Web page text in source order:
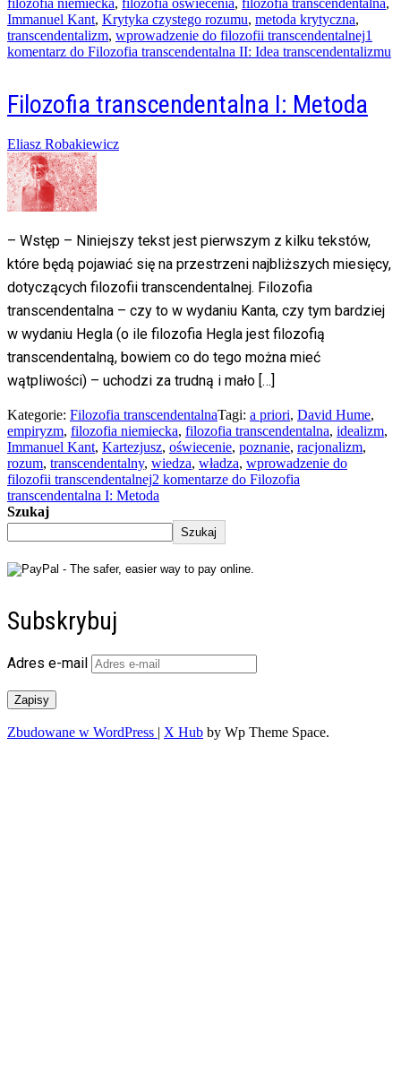
Immanuel Kant, Krytyka czystego rozumu, metoda krytyczna,
transcendentalizm, wprowadzenie do filozofii transcendentalnej1
komentarz do Filozofia transcendentalna II: Idea transcendentalizmu
Filozofia transcendentalna I: Metoda
Posted
on
20/09/201418/03/2016
Eliasz Robakiewicz
– Wstęp – Niniejszy tekst jest pierwszym z kilku tekstów,
które będą pojawiać się na przestrzeni najbliższych miesięcy,
dotyczących filozofii transcendentalnej. Filozofia
transcendentalna – czy to w wydaniu Kanta, czy tym bardziej
w wydaniu Hegla (o ile filozofia Hegla jest filozofią
transcendentalną, bowiem co do tego można mieć
wątpliwości) – uchodzi za trudną i mało […]
Kategorie: Filozofia transcendentalnaTagi: a priori, David Hume,
empiryzm, filozofia niemiecka, filozofia transcendentalna, idealizm,
Immanuel Kant, Kartezjusz, oświecenie, poznanie, racjonalizm,
rozum, transcendentalny, wiedza, władza, wprowadzenie do
filozofii transcendentalnej2 komentarze do Filozofia
transcendentalna I: Metoda
Szukaj
Szukaj
Subskrybuj
Adres e-mail
Zapisy
Zbudowane w WordPress | X Hub by Wp Theme Space.